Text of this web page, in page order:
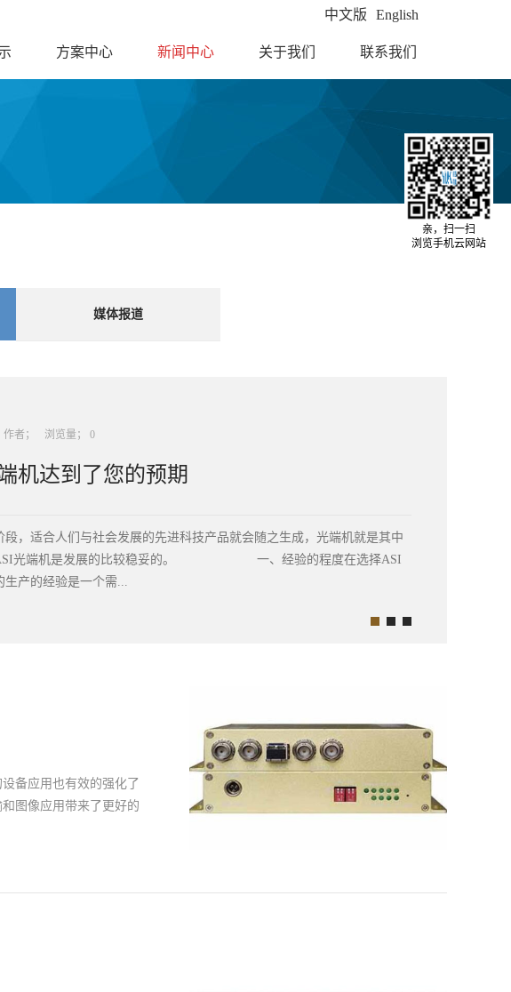
中文版 English
方案中心 新闻中心 关于我们 联系我们
媒体报道
作者； 浏览量； 0
机达到了您的预期
段，适合人们与社会发展的先进科技产品就会随之生成，光端机就是其中
ASI光端机是发展的比较稳妥的。 一、经验的程度在选择ASI
生产的经验是一个需...
技在安装和售后的服务过程中做的到位且有良好的态度，服务质量高。ASI
如今的生产、生活带来了很大的便捷，是一种契合时代的产物,ASI光端机
有潜力的。
备应用也有效的强化了
图像应用带来了更好的
，能够不断的提高其建
的局限从而获得更高清
亲，扫一扫
浏览手机云网站